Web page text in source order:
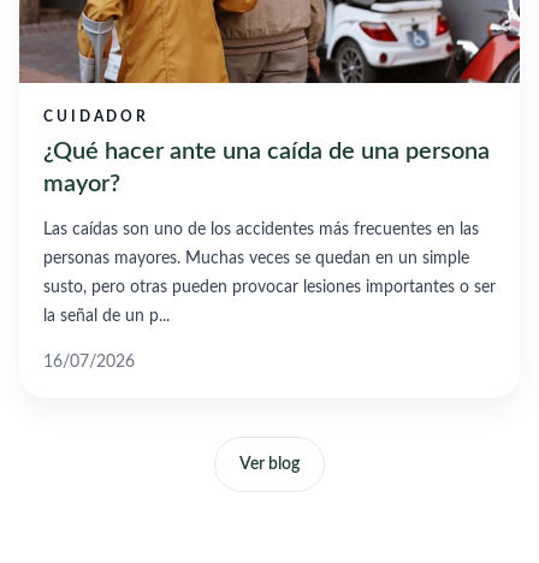
CUIDADOR
¿Qué hacer ante una caída de una persona
mayor?
Las caídas son uno de los accidentes más frecuentes en las
personas mayores. Muchas veces se quedan en un simple
susto, pero otras pueden provocar lesiones importantes o ser
la señal de un p...
16/07/2026
Ver blog